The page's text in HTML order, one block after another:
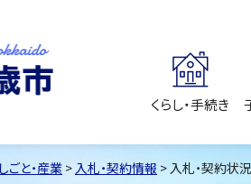
くらし・手続き
しごと・産業 >入札・契約情報 > 入札・契約状況